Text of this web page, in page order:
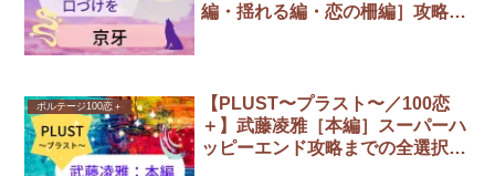
編・揺れる編・恋の柵編］攻略ま
ボルテージ100恋＋
【PLUST〜プラスト〜／100恋
＋】武藤凌雅［本編］スーパーハ
ッピーエンド攻略までの全選択肢